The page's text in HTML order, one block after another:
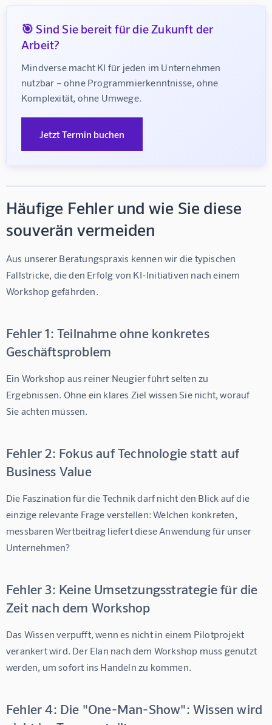
🎯 Sind Sie bereit für die Zukunft der
Arbeit?
Mindverse macht KI für jeden im Unternehmen
nutzbar – ohne Programmierkenntnisse, ohne
Komplexität, ohne Umwege.
Jetzt Termin buchen
Häufige Fehler und wie Sie diese
souverän vermeiden
Aus unserer Beratungspraxis kennen wir die typischen
Fallstricke, die den Erfolg von KI-Initiativen nach einem
Workshop gefährden.
Fehler 1: Teilnahme ohne konkretes
Geschäftsproblem
Ein Workshop aus reiner Neugier führt selten zu
Ergebnissen. Ohne ein klares Ziel wissen Sie nicht, worauf
Sie achten müssen.
Fehler 2: Fokus auf Technologie statt auf
Business Value
Die Faszination für die Technik darf nicht den Blick auf die
einzige relevante Frage verstellen: Welchen konkreten,
messbaren Wertbeitrag liefert diese Anwendung für unser
Unternehmen?
Fehler 3: Keine Umsetzungsstrategie für die
Zeit nach dem Workshop
Das Wissen verpufft, wenn es nicht in einem Pilotprojekt
verankert wird. Der Elan nach dem Workshop muss genutzt
werden, um sofort ins Handeln zu kommen.
Fehler 4: Die "One-Man-Show": Wissen wird